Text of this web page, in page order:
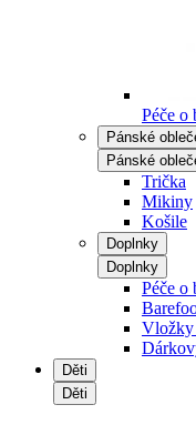
Péče o
Pánské
Pánské
Trička
Mikiny
Košile
Doplnky
Doplnky
Péče o
Vložky
Děti
Děti